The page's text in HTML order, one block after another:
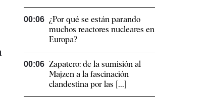
00:06 ¿Por qué se están parando
muchos reactores nucleares en
Europa?
00:06 Zapatero: de la sumisión al
Majzen a la fascinación
clandestina por las [...]